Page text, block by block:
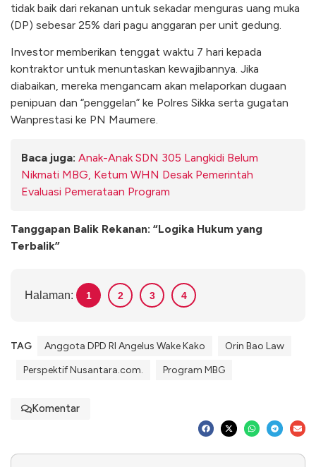
tidak baik dari rekanan untuk sekadar menguras uang muka
(DP) sebesar 25% dari pagu anggaran per unit gedung.
Investor memberikan tenggat waktu 7 hari kepada
kontraktor untuk menuntaskan kewajibannya. Jika
diabaikan, mereka mengancam akan melaporkan dugaan
penipuan dan “penggelan” ke Polres Sikka serta gugatan
Wanprestasi ke PN Maumere.
Baca juga: Anak-Anak SDN 305 Langkidi Belum
Nikmati MBG, Ketum WHN Desak Pemerintah
Evaluasi Pemerataan Program
Tanggapan Balik Rekanan: “Logika Hukum yang
Terbalik”
Halaman: 1 2 3 4
TAG Anggota DPD RI Angelus Wake Kako
Orin Bao Law
Perspektif Nusantara.com.
Program MBG
Komentar